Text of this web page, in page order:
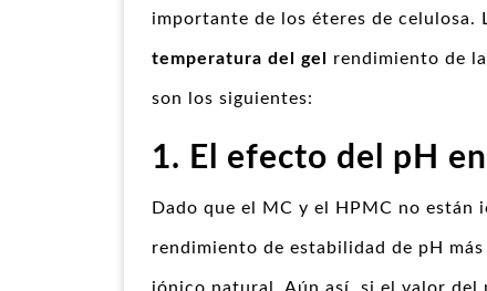
importante de los éteres de celulosa.
temperatura del gel rendimiento de
son los siguientes:
1. El efecto del pH
Dado que el MC y el HPMC no están
rendimiento de estabilidad de pH